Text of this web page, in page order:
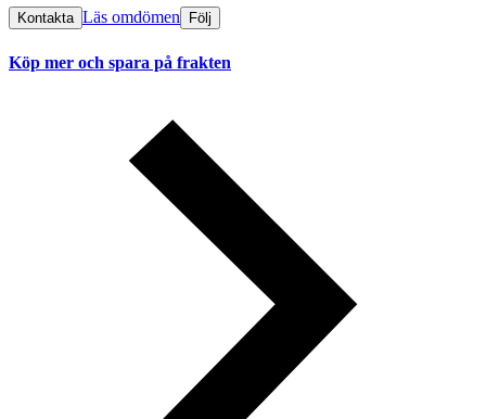
Kontakta Läs omdömen Följ
Köp mer och spara på frakten